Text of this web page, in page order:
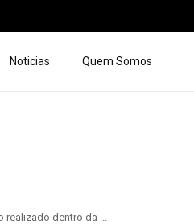
Noticias Quem Somos
realizado dentro da ...